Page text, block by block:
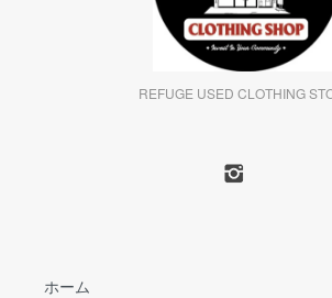
REFUGE USED CLOTHING
ホーム